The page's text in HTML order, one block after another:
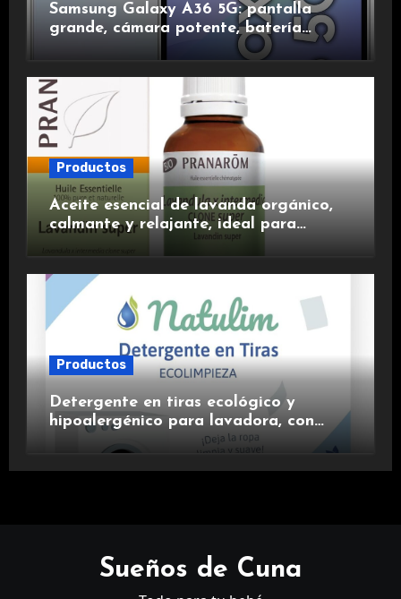
Samsung Galaxy A36 5G: pantalla
grande, cámara potente, batería
duradera y carga rápida para una
Productos
Aceite esencial de lavanda orgánico,
calmante y relajante, ideal para
Productos
Detergente en tiras ecológico y
hipoalergénico para lavadora, con
suavizante incluido y fragancia de
lavanda.
Sueños de Cuna